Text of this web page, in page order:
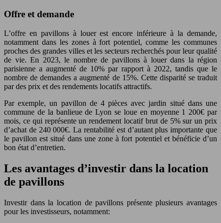
Offre et demande
L’offre en pavillons à louer est encore inférieure à la demande,
notamment dans les zones à fort potentiel, comme les communes
proches des grandes villes et les secteurs recherchés pour leur qualité
de vie. En 2023, le nombre de pavillons à louer dans la région
parisienne a augmenté de 10% par rapport à 2022, tandis que le
nombre de demandes a augmenté de 15%. Cette disparité se traduit
par des prix et des rendements locatifs attractifs.
Par exemple, un pavillon de 4 pièces avec jardin situé dans une
commune de la banlieue de Lyon se loue en moyenne 1 200€ par
mois, ce qui représente un rendement locatif brut de 5% sur un prix
d’achat de 240 000€. La rentabilité est d’autant plus importante que
le pavillon est situé dans une zone à fort potentiel et bénéficie d’un
bon état d’entretien.
Les avantages d’investir dans la location
de pavillons
Investir dans la location de pavillons présente plusieurs avantages
pour les investisseurs, notamment: